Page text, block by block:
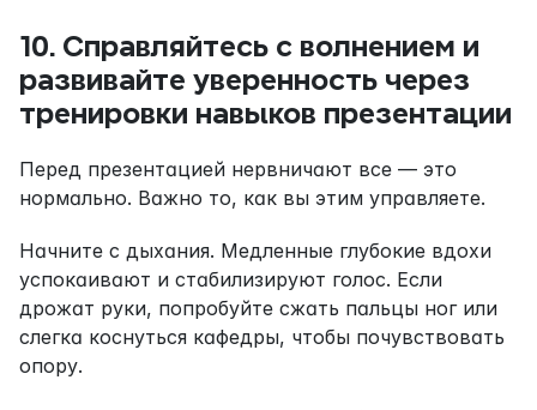
10. Справляйтесь с волнением и
развивайте уверенность через
тренировки навыков презентации
Перед презентацией нервничают все — это
нормально. Важно то, как вы этим управляете.
Начните с дыхания. Медленные глубокие вдохи
успокаивают и стабилизируют голос. Если
дрожат руки, попробуйте сжать пальцы ног или
слегка коснуться кафедры, чтобы почувствовать
опору.